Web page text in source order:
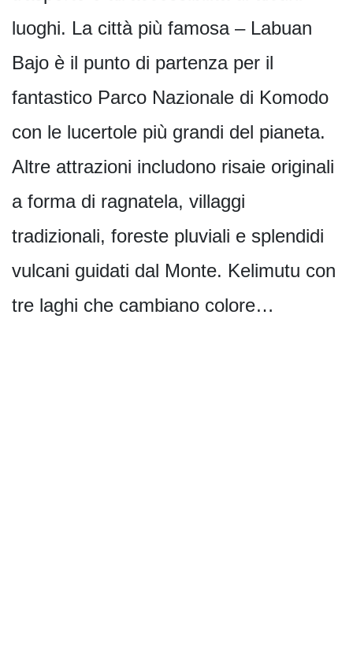
luoghi. La città più famosa – Labuan
Bajo è il punto di partenza per il
fantastico Parco Nazionale di Komodo
con le lucertole più grandi del pianeta.
Altre attrazioni includono risaie originali
a forma di ragnatela, villaggi
tradizionali, foreste pluviali e splendidi
vulcani guidati dal Monte. Kelimutu con
tre laghi che cambiano colore…